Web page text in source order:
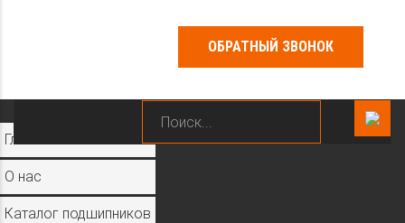
ОБРАТНЫЙ ЗВОНОК
Главная
О нас
Каталог подшипников